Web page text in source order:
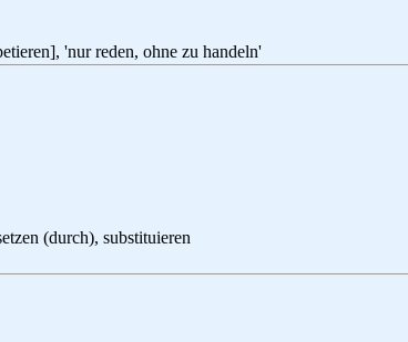
'nur reden, ohne zu handeln'
(durch), substituieren